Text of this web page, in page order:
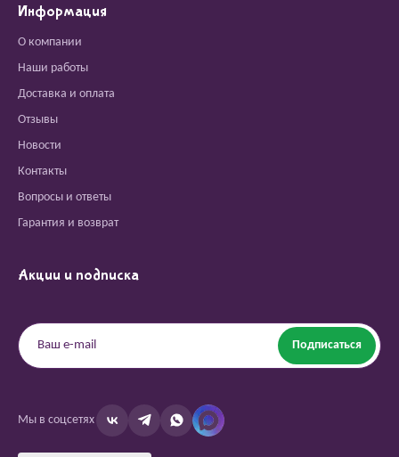
Информация
О компании
Наши работы
Доставка и оплата
Отзывы
Новости
Контакты
Вопросы и ответы
Гарантия и возврат
Акции и подписка
Подписаться
Мы в соцсетях